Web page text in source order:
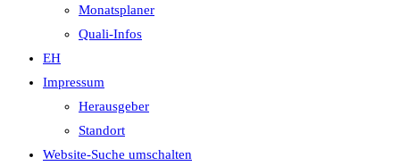
Monatsplaner
Quali-Infos
EH
Impressum
Herausgeber
Standort
Website-Suche umschalten